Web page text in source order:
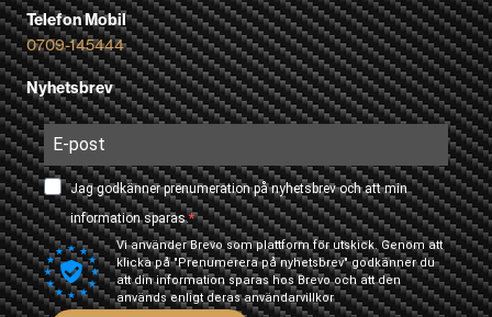
Telefon Mobil
0709-145444
Nyhetsbrev
Jag godkänner prenumeration på nyhetsbrev och att min
information sparas.
Vi använder Brevo som plattform för utskick. Genom att
klicka på "Prenumerera på nyhetsbrev" godkänner du
att din information sparas hos Brevo och att den
används enligt derasanvändarvillkor